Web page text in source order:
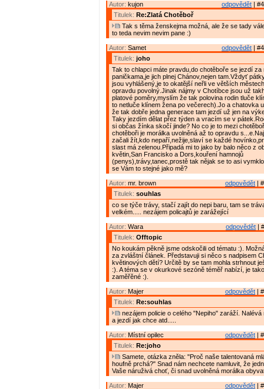
odpovědět |
Autor: kujon
Titulek: Re:Zlatá Chotěboř
Tak s těma ženskejma možná, ale že se tady
to teda nevim nevim pane :)
odpovědět |
Autor: Samet
Titulek: joho
Tak to chlapci máte pravdu,do chotěboře se jezdí za
paničkama,je jich plnej Chánov,nejen tam.Vždyť
jsou vyhlášený,je to okatější neřli ve větších
opravdu povolný.Jinak nájmy v Chotíbce jsou už
platové poměry,myslím že tak polovina rodin tluče
to netluče klínem žena po večerech).Jo a chatovka
že tak dobře jedna generace tam jezdí už jen na
Taky jezdím dělat přez týden a vracím se v
si občas žínka skočí jinde? No co je to mezi
chotěboři je morálka uvolněná až to opravdu
začali žít,kdo nepaří,nežije,slaví se každé
slast má zelenou.Připadá mi to jako by balo něco z
květin,San Francisko a Dors,kouření hamnojů
(penys),trávy,tanec,prostě tak nějak se to asi
se Vám to stejné jako mě?
odpovědět |
Autor: mr. brown
Titulek: souhlas
co se týče trávy, stačí zajít do nepi baru, tam se
velkém..... nezájem policajtů je zarážející
odpovědět |
Autor: Wara
Titulek: Offtopic
No koukám pěkně jsme odskočili od tématu :).
za zvláštní článek. Představuji si něco s nadpisem
květinových dětí? Určitě by se tam mohla strhnout
:). A téma se v okurkové sezóně téměř nabízí, je
zaměřěné :).
odpovědět |
Autor: Majer
Titulek: Re:souhlas
nezájem policie o celého "Nepiho" zaráží. Nalévá
a jezdí jak chce atd.....
odpovědět |
Autor: Místní opilec
Titulek: Re:joho
Samete, otázka zněla: "Proč naše talentovaná
houfně prchá?" Snad nám nechcete namluvit, že
Vaše náruživá choť, či snad uvolněná morálka
odpovědět |
Autor: Majer